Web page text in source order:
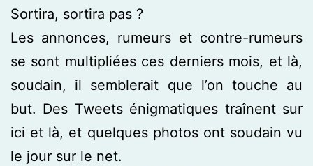
Sortira, sortira pas ?
Les annonces, rumeurs et contre-rumeurs
se sont multipliées ces derniers mois, et là,
soudain, il semblerait que l’on touche au
but. Des Tweets énigmatiques traînent sur
ici et là, et quelques photos ont soudain vu
le jour sur le net.